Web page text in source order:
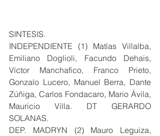
SINTESIS.
INDEPENDIENTE (1) Matías Villalba,
Emiliano Doglioli, Facundo Dehais,
Víctor Manchafico, Franco Prieto,
Gonzalo Lucero, Manuel Berra, Dante
Zúñiga, Carlos Fondacaro, Mario Ávila,
Mauricio Villa. DT GERARDO
SOLANAS.
DEP. MADRYN (2) Mauro Leguiza,